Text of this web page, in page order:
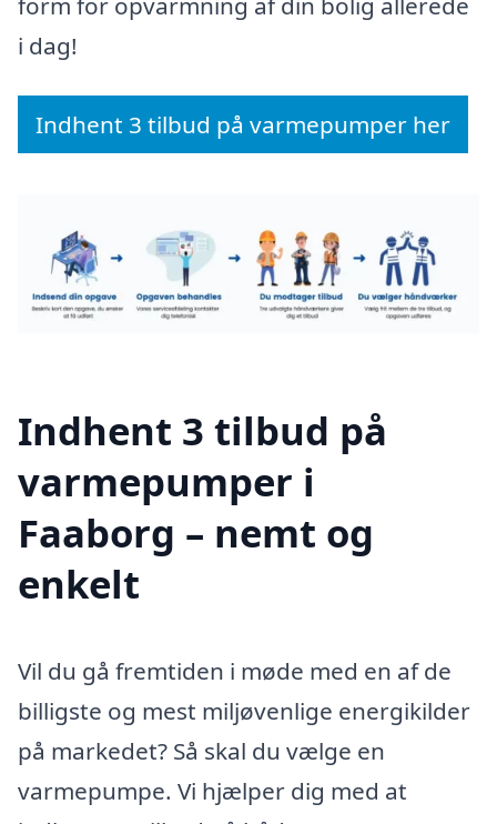
i dag!
Indhent 3 tilbud på varmepumper her
Indhent 3 tilbud på
varmepumper i
Faaborg – nemt og
enkelt
Vil du gå fremtiden i møde med en af de
billigste og mest miljøvenlige energikilder
på markedet? Så skal du vælge en
varmepumpe. Vi hjælper dig med at